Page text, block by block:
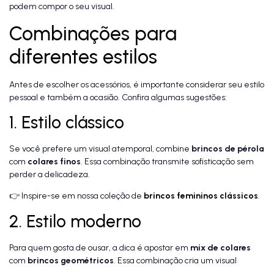
podem compor o seu visual.
Combinações para
diferentes estilos
Antes de escolher os acessórios, é importante considerar seu estilo
pessoal e também a ocasião. Confira algumas sugestões:
1. Estilo clássico
Se você prefere um visual atemporal, combine brincos de pérola
com colares finos. Essa combinação transmite sofisticação sem
perder a delicadeza.
👉 Inspire-se em nossa coleção de brincos femininos clássicos.
2. Estilo moderno
Para quem gosta de ousar, a dica é apostar em mix de colares
com brincos geométricos. Essa combinação cria um visual